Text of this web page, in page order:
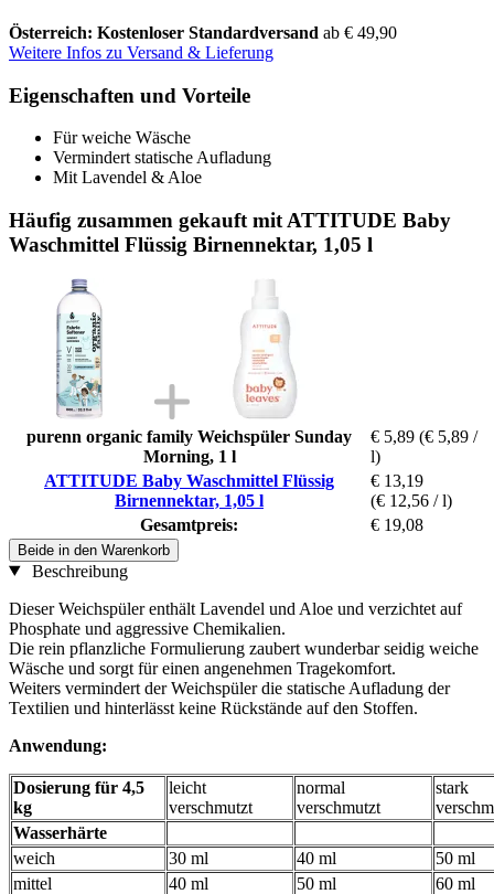
Österreich: Kostenloser Standardversand ab € 49,90
Weitere Infos zu Versand & Lieferung
Eigenschaften und Vorteile
Für weiche Wäsche
Vermindert statische Aufladung
Mit Lavendel & Aloe
Häufig zusammen gekauft mit ATTITUDE Baby
Waschmittel Flüssig Birnennektar, 1,05 l
purenn organic family Weichspüler Sunday
Morning, 1 l
€ 5,89 (€ 5,89 /
l)
ATTITUDE Baby Waschmittel Flüssig
Birnennektar, 1,05 l
€ 13,19
(€ 12,56 / l)
Gesamtpreis:
€ 19,08
Beide in den Warenkorb
Beschreibung
Dieser Weichspüler enthält Lavendel und Aloe und verzichtet auf
Phosphate und aggressive Chemikalien.
Die rein pflanzliche Formulierung zaubert wunderbar seidig weiche
Wäsche und sorgt für einen angenehmen Tragekomfort.
Weiters vermindert der Weichspüler die statische Aufladung der
Textilien und hinterlässt keine Rückstände auf den Stoffen.
Anwendung:
Dosierung für 4,5
kg
leicht
verschmutzt
normal
verschmutzt
stark
Wasserhärte
weich
30 ml 40 ml
50 ml
mittel
40 ml 50 ml
60 ml